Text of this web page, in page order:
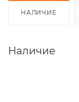
НАЛИЧИЕ
Наличие